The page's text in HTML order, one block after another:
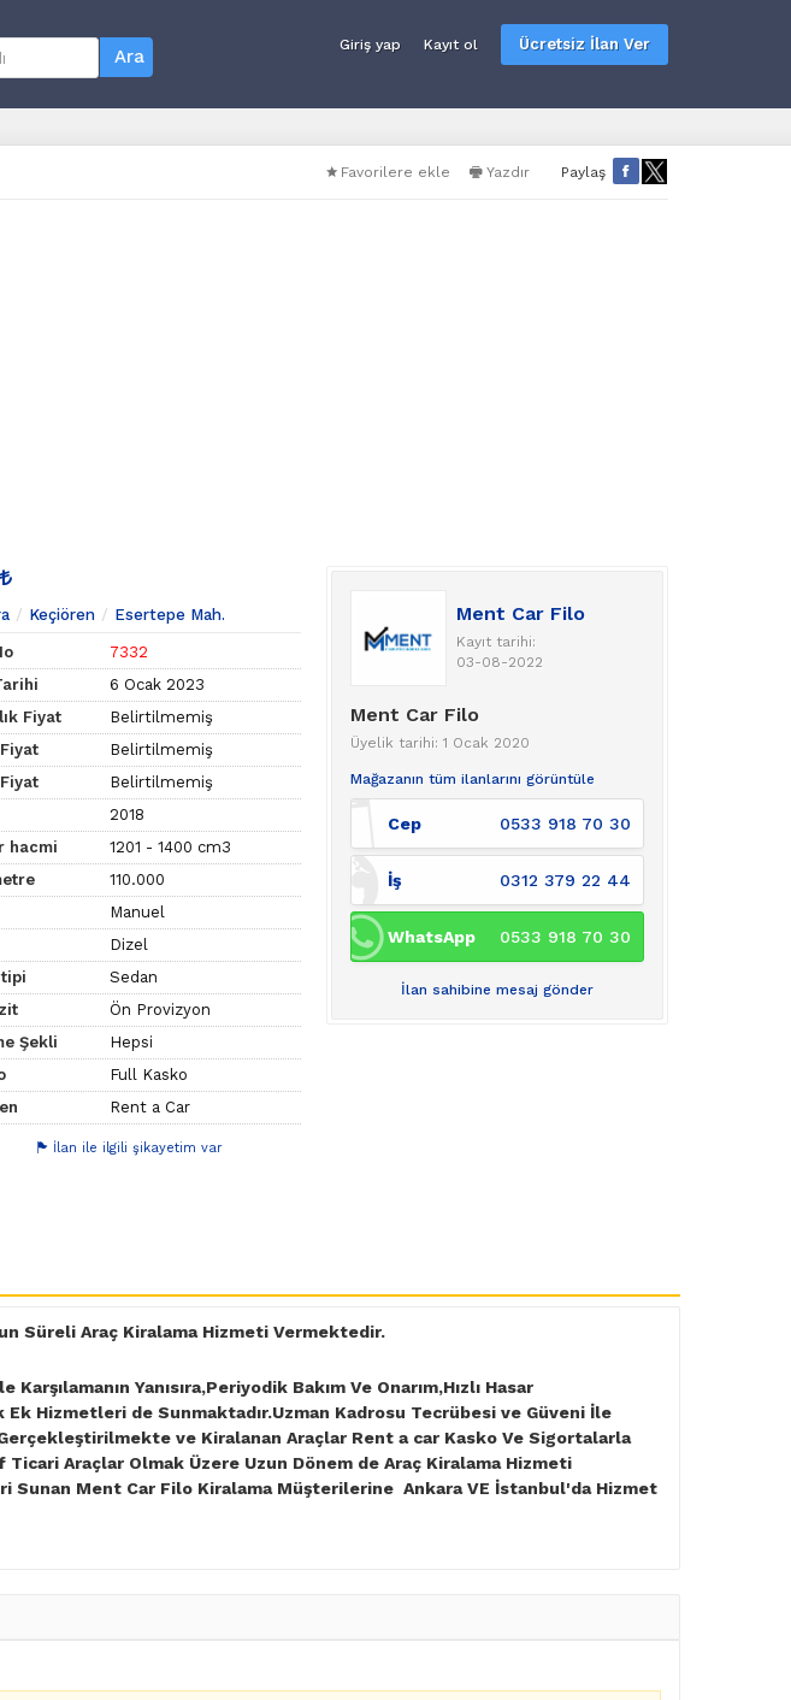
Ara
Giriş yap Kayıt ol Ücretsiz İlan Ver
Favorilere ekle Yazdır Paylaş
Keçiören Esertepe Mah.
7332
6 Ocak 2023
Fiyat
Belirtilmemiş
Belirtilmemiş
Fiyat
Belirtilmemiş
2018
hacmi
1201 - 1400 cm3
110.000
Manuel
Dizel
tipi
Sedan
Ön Provizyon
Şekli
Hepsi
Full Kasko
Rent a Car
İlan ile ilgili şikayetim var
Ment Car Filo
Kayıt tarihi:
03-08-2022
Ment Car Filo
Üyelik tarihi: 1 Ocak 2020
Mağazanın tüm ilanlarını görüntüle
Cep 0533 918 70 30
İş 0312 379 22 44
WhatsApp 0533 918 70 30
İlan sahibine mesaj gönder
Süreli Araç Kiralama Hizmeti Vermektedir.
Yanısıra,Periyodik Bakım Ve Onarım,Hızlı Hasar
Hizmetleri de Sunmaktadır.Uzman Kadrosu Tecrübesi ve Güveni İle
ve Kiralanan Araçlar Rent a car Kasko Ve Sigortalarla
Araçlar Olmak Üzere Uzun Dönem de Araç Kiralama Hizmeti
Sunan Ment Car Filo Kiralama Müşterilerine Ankara VE İstanbul'da Hizmet